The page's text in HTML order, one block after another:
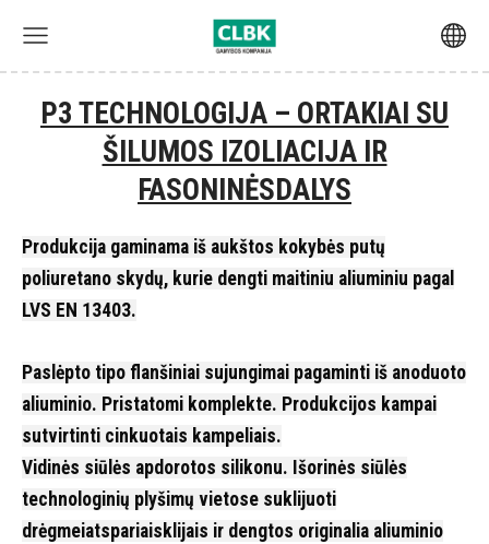
P3 TECHNOLOGIJA – ORTAKIAI SU
ŠILUMOS IZOLIACIJA IR
FASONINĖSDALYS
Produkcija gaminama iš aukštos kokybės putų
poliuretano skydų, kurie dengti maitiniu aliuminiu pagal
LVS EN 13403.
Paslėpto tipo flanšiniai sujungimai pagaminti iš anoduoto
aliuminio. Pristatomi komplekte. Produkcijos kampai
sutvirtinti cinkuotais kampeliais.
Vidinės siūlės apdorotos silikonu. Išorinės siūlės
technologinių plyšimų vietose suklijuoti
drėgmeiatspariaisklijais ir dengtos originalia aliuminio